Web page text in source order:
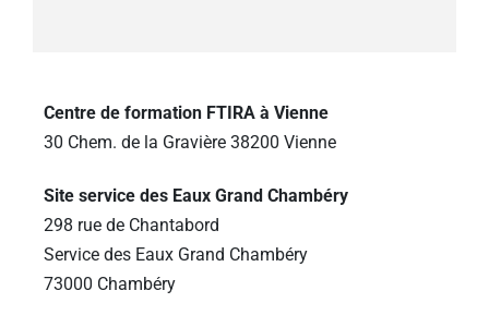
Centre de formation FTIRA à Vienne
30 Chem. de la Gravière 38200 Vienne
Site service des Eaux Grand Chambéry
298 rue de Chantabord
Service des Eaux Grand Chambéry
73000 Chambéry